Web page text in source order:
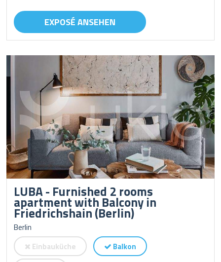
EXPOSÉ ANSEHEN
LUBA - Furnished 2 rooms
apartment with Balcony in
Friedrichshain (Berlin)
Berlin
Einbauküche
Balkon